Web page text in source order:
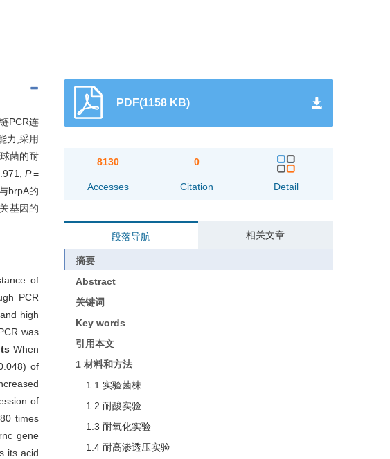
PCR连
力;采用
菌的耐
P=
brpA的
基因的
of
PCR
high
was
When
of
of
times
gene
its acid
PDF(1158 KB)
8130
Accesses
0
Citation Detail
段落导航 相关文章
摘要
Abstract
关键词
Key words
引用本文
1 材料和方法
1.1 实验菌株
1.2 耐酸实验
1.3 耐氧化实验
1.4 耐高渗透压实验